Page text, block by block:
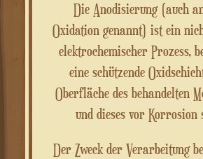
Die Anodisierung (auch anodische
Oxidation genannt) ist ein
elektrochemischer Prozess,
eine schützende
Oberfläche des behandelten
und dieses vor Korrosion
Der Zweck der Verarbeitung